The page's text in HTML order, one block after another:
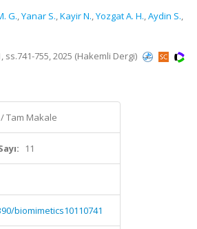
G.,Yanar S.,Kayir N.,Yozgat A. H.,Aydin S.,
ss.741-755, 2025 (Hakemli Dergi)
Tam Makale
11
biomimetics10110741